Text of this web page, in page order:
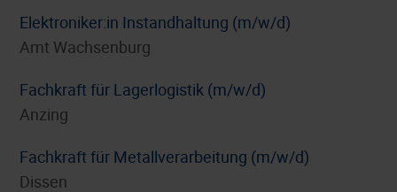
Elektroniker:in Instandhaltung (m/w/d)
Amt Wachsenburg
Fachkraft für Lagerlogistik (m/w/d)
Anzing
Fachkraft für Metallverarbeitung (m/w/d)
Dissen